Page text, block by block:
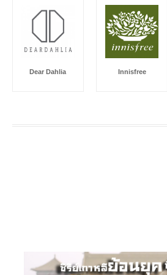
Dear Dahlia Innisfree